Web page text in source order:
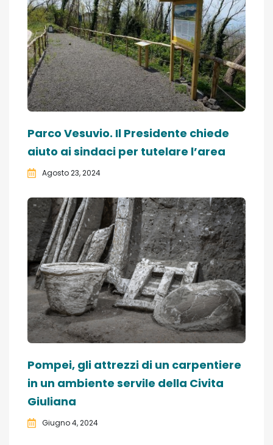
Parco Vesuvio. Il Presidente chiede
aiuto ai sindaci per tutelare l’area
Agosto 23, 2024
Pompei, gli attrezzi di un carpentiere
in un ambiente servile della Civita
Giuliana
Giugno 4, 2024